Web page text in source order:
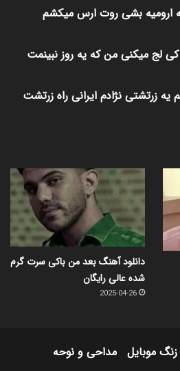
ارومیه بشی روت ارس میکشم
کی لج میکنی من که یه روز نبینمت
یه زرتشتی نژادم ایرانی راه زرتشت
دانلود آهنگ بعد من باکی سرت گرم
شده عالی رایگان
2025-04-26
زنگ موبایل مداحی و نوحه